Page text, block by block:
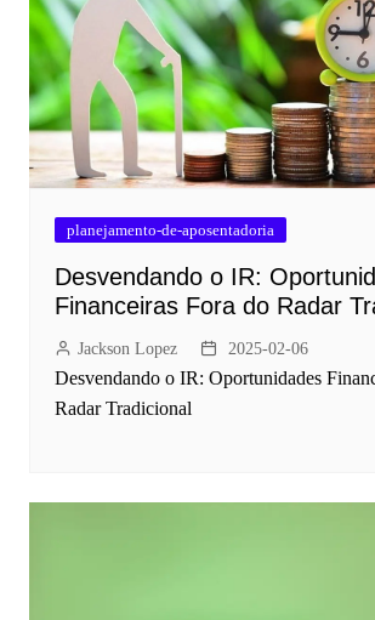
planejamento-de-aposentadoria
Desvendando o IR:
Financeiras Fora do Radar
Jackson Lopez 2025-02-06
Desvendando o IR: Oportunidades
Radar Tradicional